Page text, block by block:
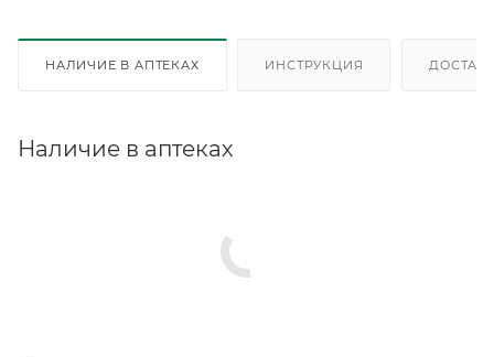
НАЛИЧИЕ В АПТЕКАХ ИНСТРУКЦИЯ
Наличие в аптеках